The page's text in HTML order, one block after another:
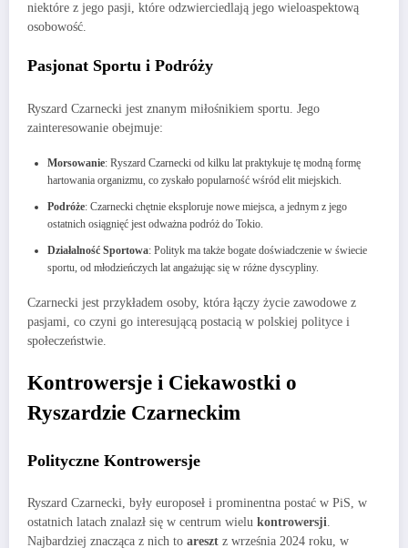
niektóre z jego pasji, które odzwierciedlają jego wieloaspektową
osobowość.
Pasjonat Sportu i Podróży
Ryszard Czarnecki jest znanym miłośnikiem sportu. Jego
zainteresowanie obejmuje:
Morsowanie: Ryszard Czarnecki od kilku lat praktykuje tę modną formę
hartowania organizmu, co zyskało popularność wśród elit miejskich.
Podróże: Czarnecki chętnie eksploruje nowe miejsca, a jednym z jego
ostatnich osiągnięć jest odważna podróż do Tokio.
Działalność Sportowa: Polityk ma także bogate doświadczenie w świecie
sportu, od młodzieńczych lat angażując się w różne dyscypliny.
Czarnecki jest przykładem osoby, która łączy życie zawodowe z
pasjami, co czyni go interesującą postacią w polskiej polityce i
społeczeństwie.
Kontrowersje i Ciekawostki o
Ryszardzie Czarneckim
Polityczne Kontrowersje
Ryszard Czarnecki, były europoseł i prominentna postać w PiS, w
ostatnich latach znalazł się w centrum wielu kontrowersji.
Najbardziej znacząca z nich to areszt z września 2024 roku, w